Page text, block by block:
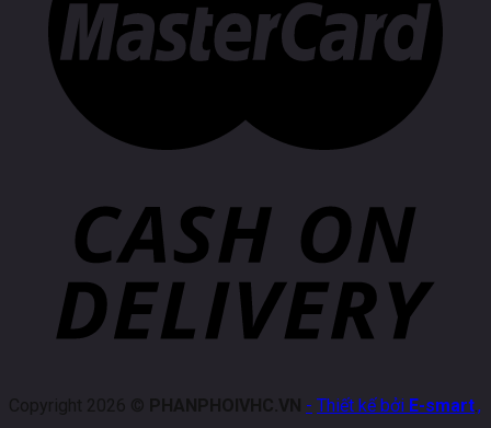
Copyright 2026 © PHANPHOIVHC.VN - Thiết kế bởi E-smart,